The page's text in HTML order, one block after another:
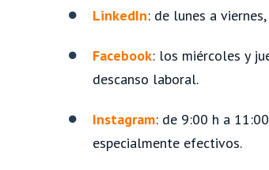
LinkedIn: de lunes a
Facebook: los miércoles y
descanso laboral.
Instagram: de 9:00 h a
especialmente efectivos.